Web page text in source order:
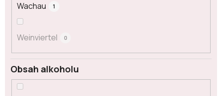
Wachau 1
Weinviertel 0
Obsah alkoholu